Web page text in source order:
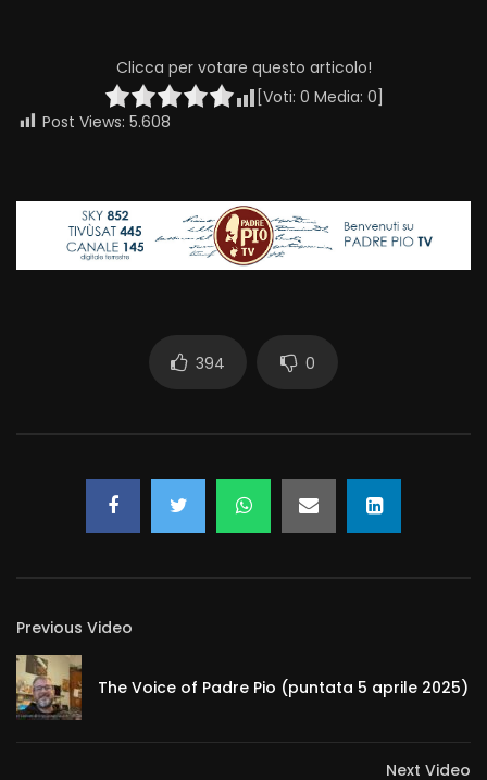
Clicca per votare questo articolo!
[Voti: 0 Media: 0]
Post Views: 5.608
394 0
Previous Video
The Voice of Padre Pio (puntata 5 aprile 2025)
Next Video